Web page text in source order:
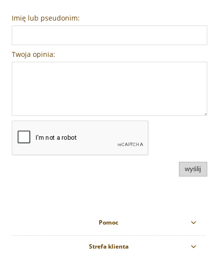
Imię lub pseudonim:
Twoja opinia:
wyślij
Pomoc
Strefa klienta